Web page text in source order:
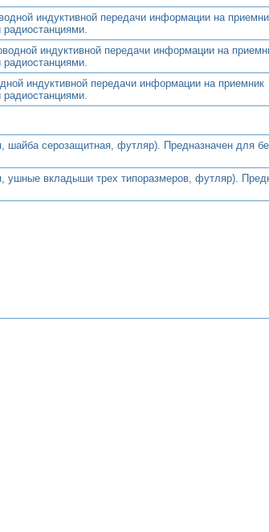
индуктивной передачи информации на
индуктивной передачи информации на
индуктивной передачи информации на приемник
шайба серозащитная, футляр). Предназначен для
ушные вкладыши трех типоразмеров, футляр).